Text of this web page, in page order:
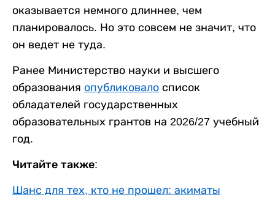
оказывается немного длиннее, чем
планировалось. Но это совсем не значит, что
он ведет не туда.
Ранее Министерство науки и высшего
образования опубликовало список
обладателей государственных
образовательных грантов на 2026/27 учебный
год.
Читайте также:
Шанс для тех, кто не прошел: акиматы